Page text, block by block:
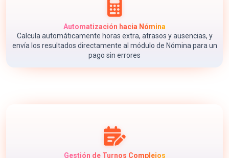
Automatización hacia Nómina
Calcula automáticamente horas extra, atrasos y ausencias, y
envía los resultados directamente al módulo de Nómina para un
pago sin errores
Gestión de Turnos Complejos